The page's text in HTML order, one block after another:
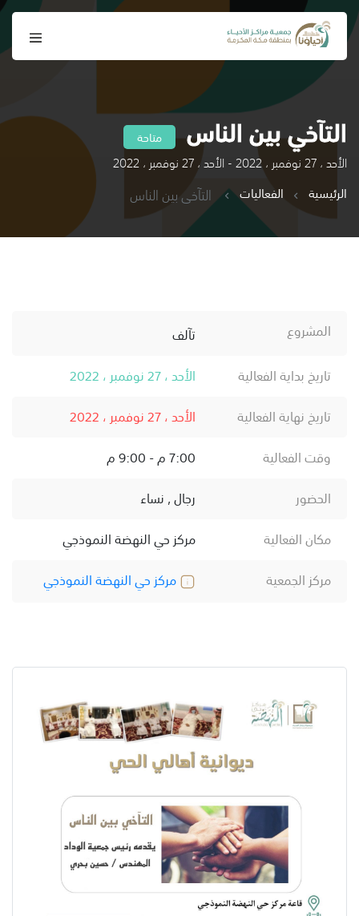
التآخي بين الناس متاحة
الأحد ، 27 نوفمبر ، 2022 - الأحد ، 27 نوفمبر ، 2022
الرئيسية
الفعاليات التآخي بين الناس
المشروع
تآلف
تاريخ بداية الفعالية
الأحد ، 27 نوفمبر ، 2022
تاريخ نهاية الفعالية
الأحد ، 27 نوفمبر ، 2022
وقت الفعالية
7:00 م - 9:00 م
الحضور
رجال , نساء
مكان الفعالية
مركز حي النهضة النموذجي
مركز الجمعية
مركز حي النهضة النموذجي